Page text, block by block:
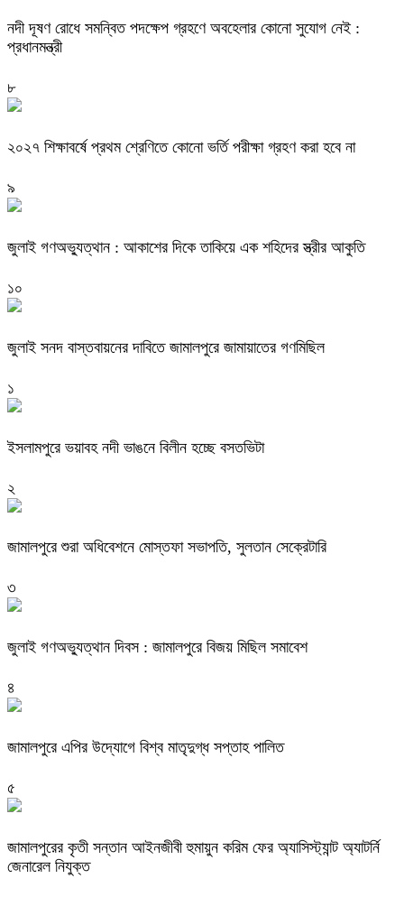
নদী দূষণ রোধে সমন্বিত পদক্ষেপ গ্রহণে অবহেলার কোনো সুযোগ নেই :
প্রধানমন্ত্রী
৮
২০২৭ শিক্ষাবর্ষে প্রথম শ্রেণিতে কোনো ভর্তি পরীক্ষা গ্রহণ করা হবে না
৯
জুলাই গণঅভ্যুত্থান : আকাশের দিকে তাকিয়ে এক শহিদের স্ত্রীর আকুতি
১০
জুলাই সনদ বাস্তবায়নের দাবিতে জামালপুরে জামায়াতের গণমিছিল
১
ইসলামপুরে ভয়াবহ নদী ভাঙনে বিলীন হচ্ছে বসতভিটা
২
জামালপুরে শুরা অধিবেশনে মোস্তফা সভাপতি, সুলতান সেক্রেটারি
৩
জুলাই গণঅভ্যুত্থান দিবস : জামালপুরে বিজয় মিছিল সমাবেশ
৪
জামালপুরে এপির উদ্যোগে বিশ্ব মাতৃদুগ্ধ সপ্তাহ পালিত
৫
জামালপুরের কৃতী সন্তান আইনজীবী হুমায়ুন করিম ফের অ্যাসিস্ট্যান্ট অ্যাটর্নি
জেনারেল নিযুক্ত